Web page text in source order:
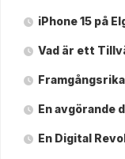
iPhone 15 på
Vad är ett
En avgörande
En Digital